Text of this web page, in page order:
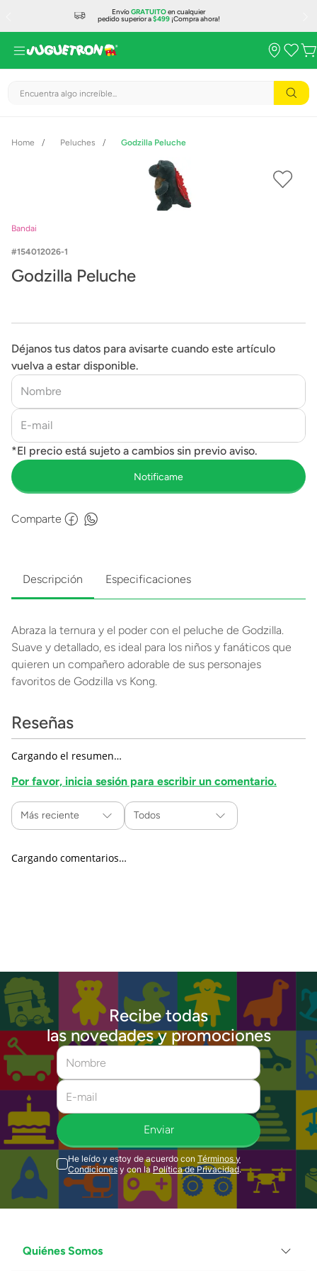
EnvíoGRATUITOen cualquier
pedido superior a$499¡Compra ahora!
Encuentra algo increíble...
Peluches Godzilla Peluche
Bandai
154012026-1
Godzilla Peluche
Déjanos tus datos para avisarte cuando este artículo
vuelva a estar disponible.
Comparte
Descripción Especificaciones
Abraza la ternura y el poder con el peluche de Godzilla.
Suave y detallado, es ideal para los niños y fanáticos que
quieren un compañero adorable de sus personajes
favoritos de Godzilla vs Kong.
Reseñas
Cargando el resumen…
Por favor, inicia sesión para escribir un comentario.
Más reciente Todos
Cargando comentarios…
Recibe todas
las novedades y promociones
Enviar
He leído y estoy de acuerdo con Términos y
Condiciones y con la Política de Privacidad.
Quiénes Somos